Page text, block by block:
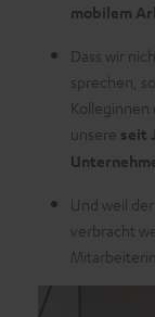
mobilem
Dass wir
sprechen,
unsere seit
Und weil
verbracht